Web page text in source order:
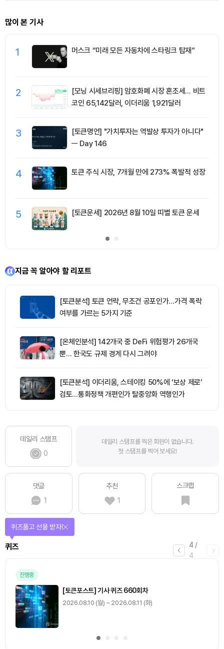
많이 본 기사
1 머스크 “미래 모든 자동차에 스타링크 탑재”
2
[모닝 시세브리핑] 암호화폐 시장 혼조세… 비트
코인 65,142달러, 이더리움 1,921달러
3
[토큰명언] "가치투자는 역발상 투자가 아니다"
ㅡ Day 146
4 토큰 주식 시장, 7개월 만에 273% 폭발적 성장
5 [토큰운세] 2026년 8월 10일 띠별 토큰 운세
지금 꼭 알아야 할 리포트
[토큰분석] 토큰 언락, 무조건 공포인가…가격 폭락
여부를 가르는 5가지 기준
[온체인분석] 142개국 중 DeFi 위험평가 26개국
뿐… 한국도 규제 경계 다시 그려야
[토큰분석] 이더리움, 스테이킹 50%에 ‘보상 제로’
검토…통화정책 개편인가 탈중앙화 역행인가
데일리 스탬프
0
데일리 스탬프를 찍은 회원이 없습니다.
첫 스탬프를 찍어 보세요!
댓글
1
추천
1
스크랩
4 /
4
퀴즈
퀴즈풀고 선물 받자!
진행중
[토큰포스트] 기사 퀴즈 660회차
2026.08.10 (월) ~ 2026.08.11 (화)